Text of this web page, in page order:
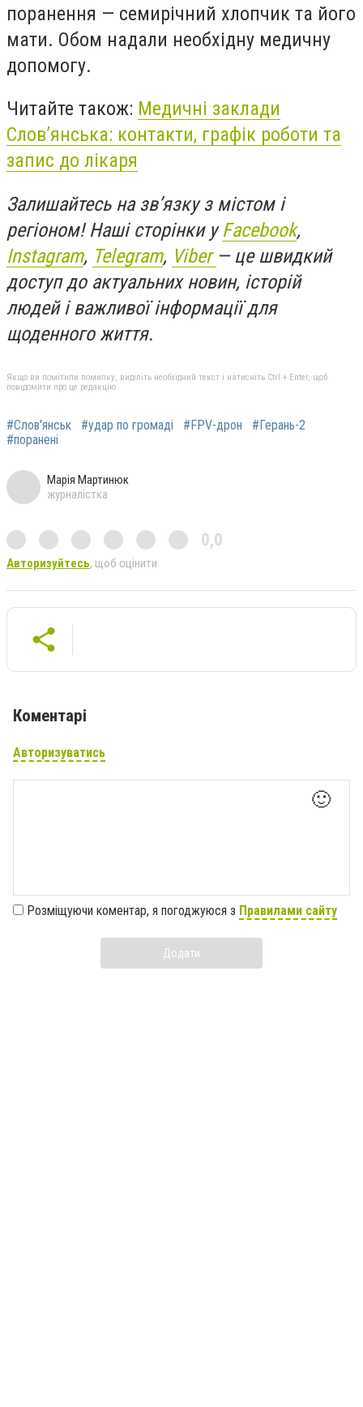
поранення — семирічний хлопчик та його
мати. Обом надали необхідну медичну
допомогу.
Читайте також: Медичні заклади
Слов’янська: контакти, графік роботи та
запис до лікаря
Залишайтесь на зв’язку з містом і
регіоном!Наші сторінки уFacebook,
Instagram, Telegram, Viber — це швидкий
доступ до актуальних новин, історій
людей і важливої інформації для
щоденного життя.
Якщо ви помітили помилку, виділіть необхідний текст і натисніть Ctrl + Enter, щоб
повідомити про це редакцію
#Слов'янськ #удар по громаді #FPV-дрон
#Герань-2
#поранені
Марія Мартинюк
журналістка
0,0
Авторизуйтесь, щоб оцінити
Коментарі
Авторизуватись
🙂
Розміщуючи коментар, я погоджуюся з Правилами сайту
Додати